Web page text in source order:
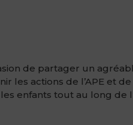
de partager un
les actions de l’APE et de
enfants tout au long de